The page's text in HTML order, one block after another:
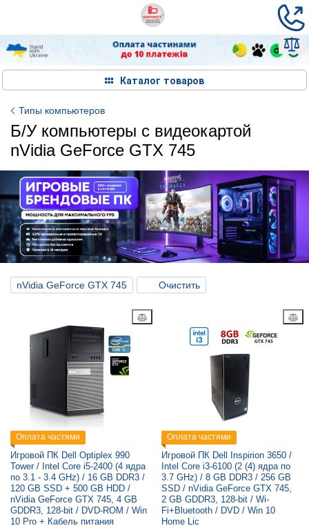
Каталог товаров
Типы компьютеров
Б/У компьютеры с видеокартой
nVidia GeForce GTX 745
nVidia GeForce GTX 745 Очистить
Оплата частями
Игровой ПК Dell Optiplex 990
Tower / Intel Core i5-2400 (4 ядра
по 3.1 - 3.4 GHz) / 16 GB DDR3 /
120 GB SSD + 500 GB HDD /
nVidia GeForce GTX 745, 4 GB
GDDR3, 128-bit / DVD-ROM / Win
10 Pro + Кабель питания
Оплата частями
Игровой ПК Dell Inspirion 3650 /
Intel Core i3-6100 (2 (4) ядра по
3.7 GHz) / 8 GB DDR3 / 256 GB
SSD / nVidia GeForce GTX 745,
2 GB GDDR3, 128-bit / Wi-
Fi+Bluetooth / DVD / Win 10
Home Lic